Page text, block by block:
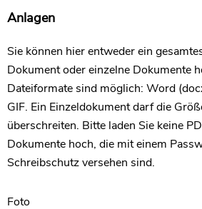
Anlagen
Sie können hier entweder ein
Dokument oder einzelne Dokumente
Dateiformate sind möglich: Word
GIF. Ein Einzeldokument darf die
überschreiten. Bitte laden Sie keine
Dokumente hoch, die mit einem
Schreibschutz versehen sind.
Foto